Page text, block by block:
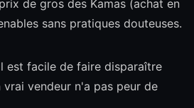
de gros des Kamas (achat en
sans pratiques douteuses.
est facile de faire disparaître
vendeur n'a pas peur de